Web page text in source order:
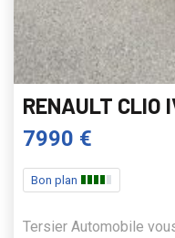
RENAULT CLIO
7990 €
Bon plan
Tersier Automobile